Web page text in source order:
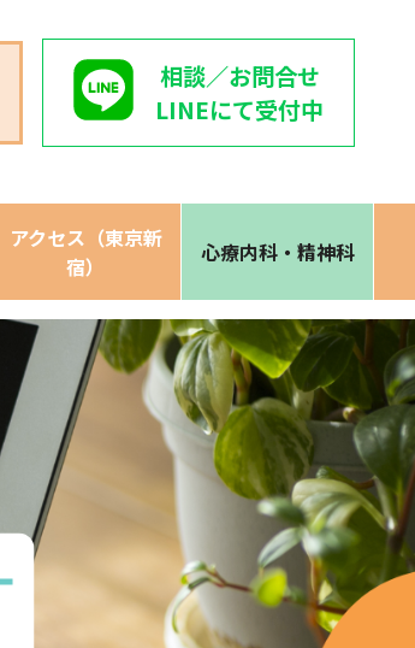
相談／お問合せ
LINEにて受付中
アクセス（東京新
宿）
心療内科・精神科